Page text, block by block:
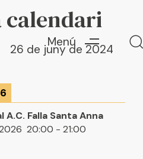
Menú
a buscar
calendari
26 de juny de 2024
Falla Santa Anna
20:00 - 21:00